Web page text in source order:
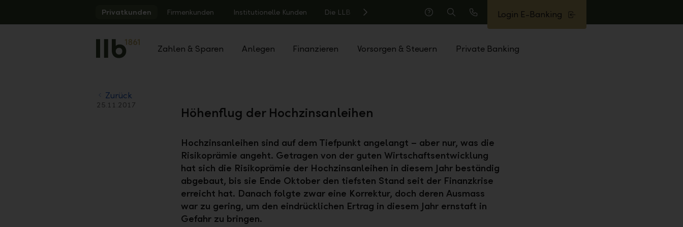
Privatkunden Firmenkunden Institutionelle Kunden Die LLB
Hilfe
Suche
Anrufen
Login E-Banking
Zahlen & Sparen Anlegen Finanzieren Vorsorgen & Steuern Private Banking
Zurück
25.11.2017 Höhenflug der Hochzinsanleihen
Hochzinsanleihen sind auf dem Tiefpunkt angelangt – aber nur, was die
Risikoprämie angeht. Getragen von der guten Wirtschaftsentwicklung
hat sich die Risikoprämie der Hochzinsanleihen in diesem Jahr beständig
abgebaut, bis sie Ende Oktober den tiefsten Stand seit der Finanzkrise
erreicht hat. Danach folgte zwar eine Korrektur, doch deren Ausmass
war zu gering, um den eindrücklichen Ertrag in diesem Jahr ernstaft in
Gefahr zu bringen.